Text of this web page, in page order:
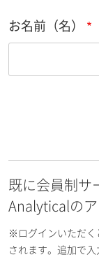
お名前（名）
お名前フリガナ（名
既に会員制サ
Analyticalの
※ログインいただく
されます。追加で入